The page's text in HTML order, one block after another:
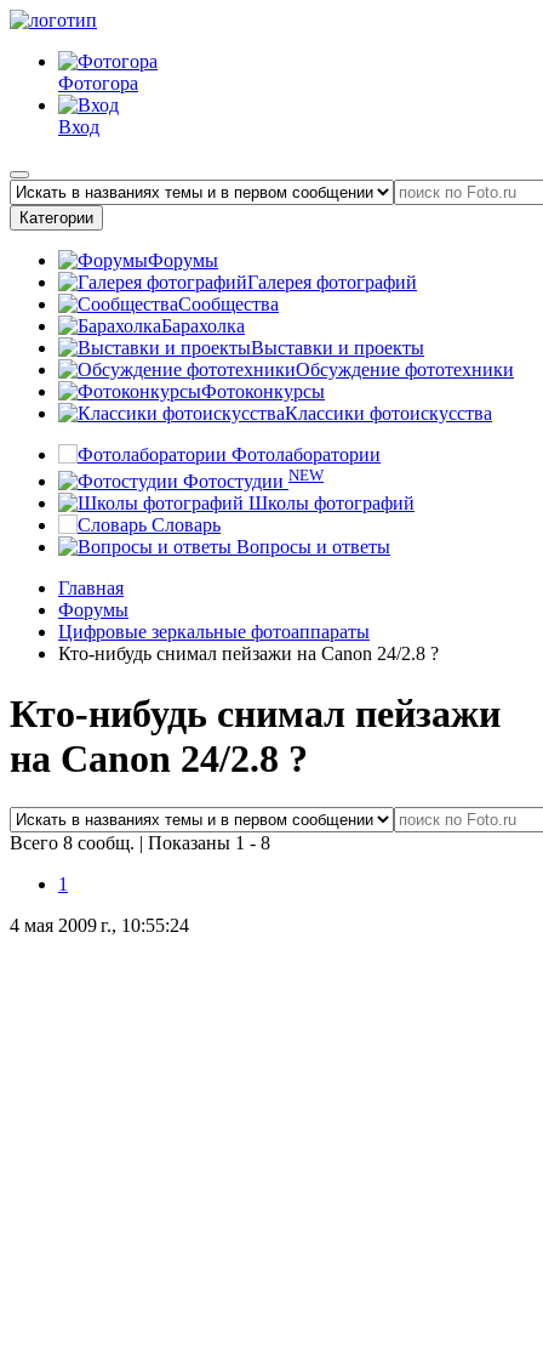
Фотогора
Вход
Категории
Форумы
Галерея фотографий
Сообщества
Барахолка
Выставки и проекты
Обсуждение фототехники
Фотоконкурсы
Классики фотоискусства
Фотолаборатории
Фотостудии NEW
Школы фотографий
Словарь
Вопросы и ответы
Главная
Форумы
Цифровые зеркальные фотоаппараты
Кто-нибудь снимал пейзажи на Canon 24/2.8 ?
Кто-нибудь снимал пейзажи
на Canon 24/2.8 ?
Всего 8 сообщ. | Показаны 1 - 8
1
4 мая 2009 г., 10:55:24